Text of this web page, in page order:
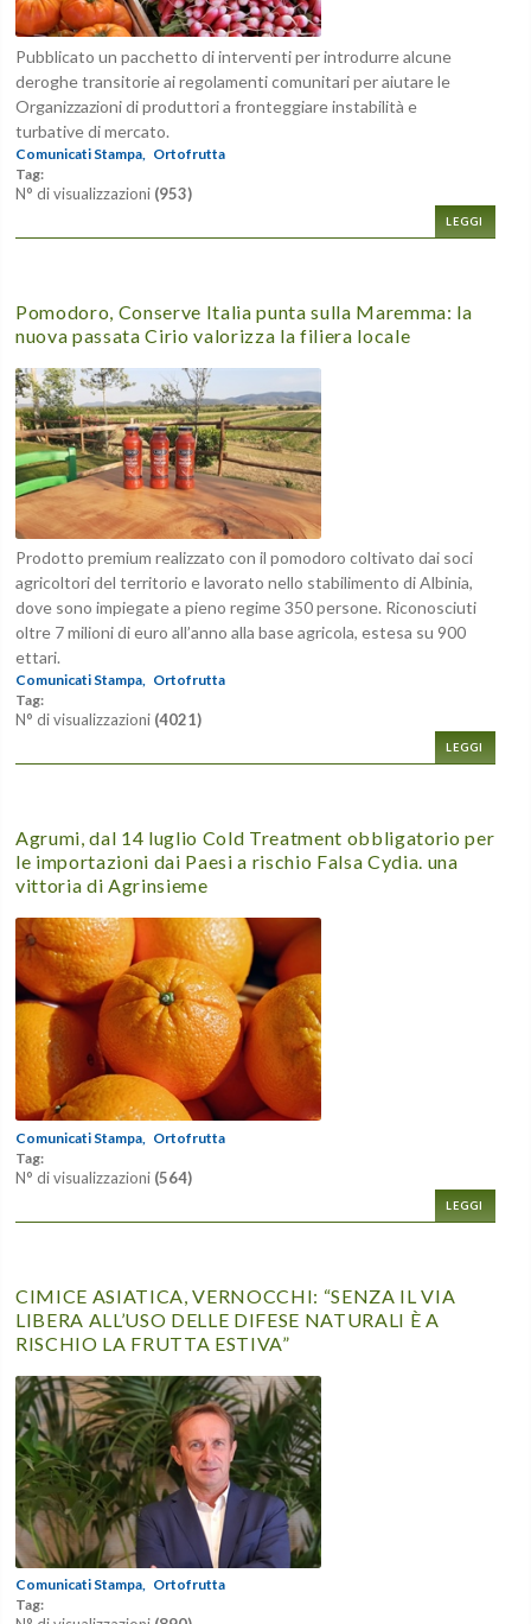
Pubblicato un pacchetto di interventi per introdurre alcune
deroghe transitorie ai regolamenti comunitari per aiutare le
Organizzazioni di produttori a fronteggiare instabilità e
turbative di mercato.
Comunicati Stampa,
Ortofrutta
Tag:
N° di visualizzazioni (953)
LEGGI
Pomodoro, Conserve Italia punta sulla Maremma: la
nuova passata Cirio valorizza la filiera locale
Prodotto premium realizzato con il pomodoro coltivato dai soci
agricoltori del territorio e lavorato nello stabilimento di Albinia,
dove sono impiegate a pieno regime 350 persone. Riconosciuti
oltre 7 milioni di euro all’anno alla base agricola, estesa su 900
ettari.
Comunicati Stampa, Ortofrutta
Tag:
N° di visualizzazioni (4021)
LEGGI
Agrumi, dal 14 luglio Cold Treatment obbligatorio per
le importazioni dai Paesi a rischio Falsa Cydia. una
vittoria di Agrinsieme
Comunicati Stampa,
Ortofrutta
Tag:
N° di visualizzazioni (564)
LEGGI
CIMICE ASIATICA, VERNOCCHI: “SENZA IL VIA
LIBERA ALL’USO DELLE DIFESE NATURALI È A
RISCHIO LA FRUTTA ESTIVA”
Comunicati Stampa,
Ortofrutta
Tag: